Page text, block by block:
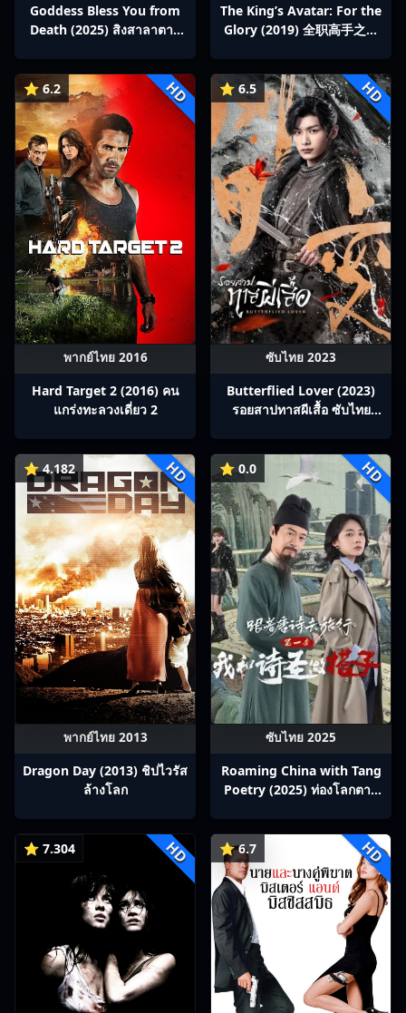
Goddess Bless You from
Death (2025) สิงสาลาตาย
The King’s Avatar: For the
Glory (2019) 全职高手之巅
⭐ 6.2 HD
พากย์ไทย 2016
Hard Target 2 (2016) คน
แกร่งทะลวงเดี่ยว 2
⭐ 6.5 HD
ซับไทย 2023
Butterflied Lover (2023)
รอยสาปทาสผีเสื้อ ซับไทย
⭐ 4.182 HD
พากย์ไทย 2013
Dragon Day (2013) ชิปไวรัส
ล้างโลก
⭐ 0.0 HD
ซับไทย 2025
Roaming China with Tang
Poetry (2025) ท่องโลกตาม
⭐ 7.304 HD ⭐ 6.7 HD